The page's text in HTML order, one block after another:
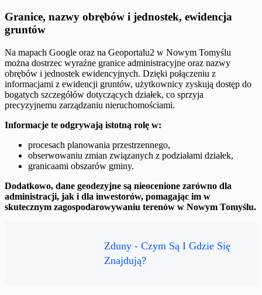
Granice, nazwy obrębów i jednostek, ewidencja
gruntów
Na mapach Google oraz na Geoportalu2 w Nowym Tomyślu
można dostrzec wyraźne granice administracyjne oraz nazwy
obrębów i jednostek ewidencyjnych. Dzięki połączeniu z
informacjami z ewidencji gruntów, użytkownicy zyskują dostęp do
bogatych szczegółów dotyczących działek, co sprzyja
precyzyjnemu zarządzaniu nieruchomościami.
Informacje te odgrywają istotną rolę w:
procesach planowania przestrzennego,
obserwowaniu zmian związanych z podziałami działek,
granicaami obszarów gminy.
Dodatkowo, dane geodezyjne są nieocenione zarówno dla
administracji, jak i dla inwestorów, pomagając im w
skutecznym zagospodarowywaniu terenów w Nowym Tomyślu.
Zduny - Czym Są I Gdzie Się
Znajdują?